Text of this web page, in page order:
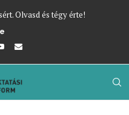
Olvasd és tégy érte!